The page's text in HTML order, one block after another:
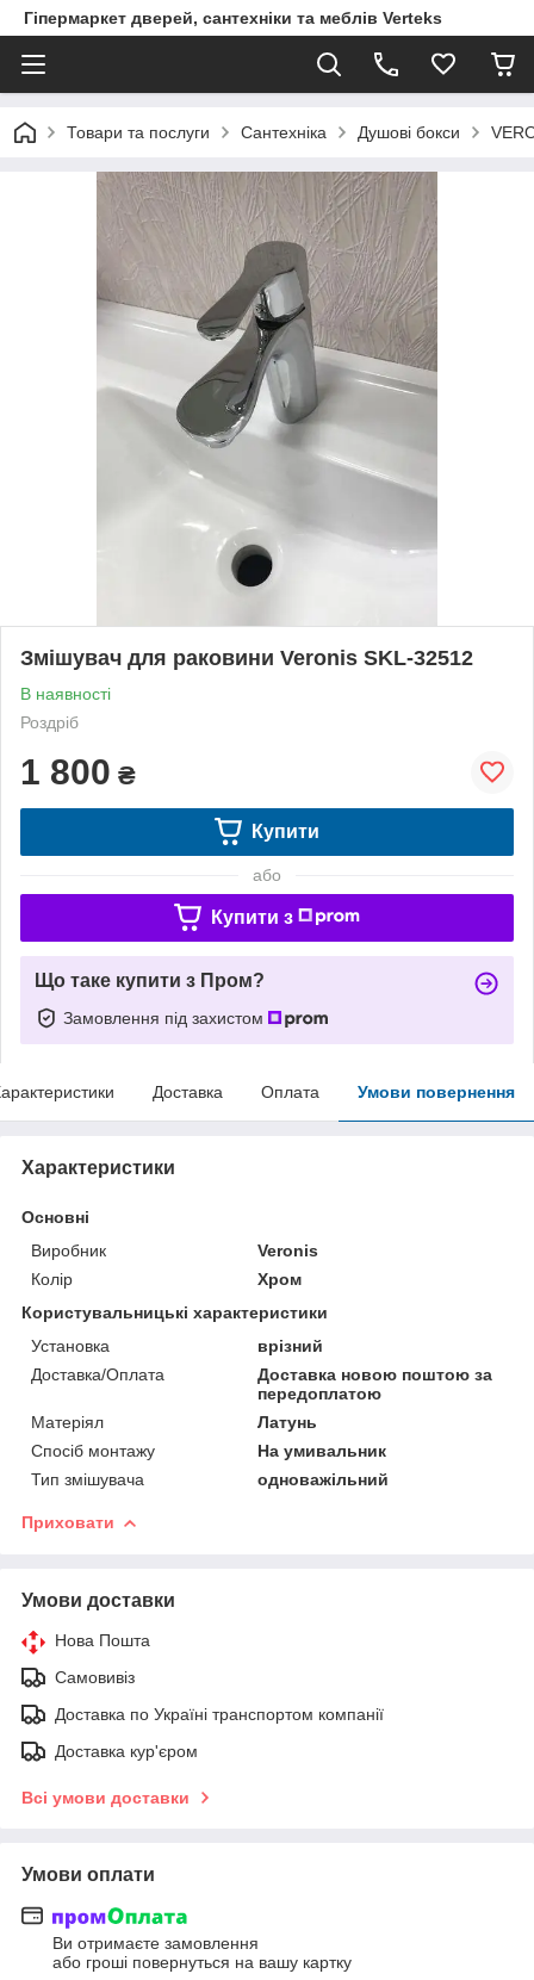
Гіпермаркет дверей, сантехніки та меблів Verteks
Товари та послуги Сантехніка Душові бокси
Змішувач для раковини Veronis SKL-32512
В наявності
Роздріб
1 800 ₴
Купити
або
Купити з
Що таке купити з Пром?
Замовлення під захистом
Доставка Оплата Умови повернення
Характеристики
Основні
Виробник
Veronis
Колір
Хром
Користувальницькі характеристики
Установка
врізний
Доставка/Оплата
Доставка новою поштою за
передоплатою
Матеріял
Латунь
Спосіб монтажу
На умивальник
Тип змішувача
одноважільний
Приховати
Умови доставки
Нова Пошта
Самовивіз
Доставка по Україні транспортом компанії
Доставка кур'єром
Всі умови доставки
Умови оплати
Ви отримаєте замовлення
або гроші повернуться на вашу картку